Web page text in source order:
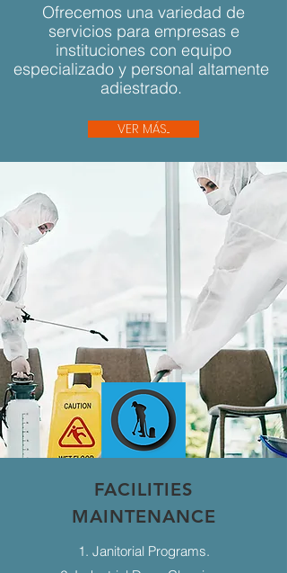
Ofrecemos una variedad de
servicios para empresas e
instituciones con equipo
especializado y personal altamente
adiestrado.
VER MÁS...
FACILITIES
MAINTENANCE
1. Janitorial Programs.